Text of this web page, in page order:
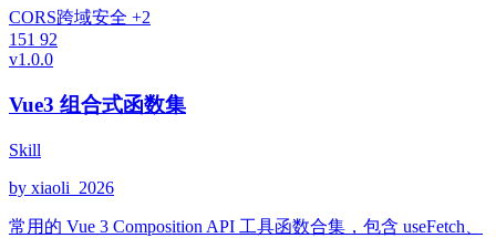
CORS跨域安全 +2
151 92
v1.0.0
Vue3 组合式函数集
Skill
by xiaoli_2026
常用的 Vue 3 Composition API 工具函数合集，包含 useFetch、